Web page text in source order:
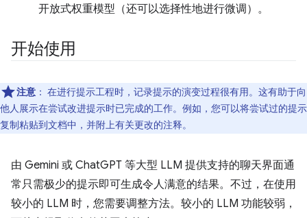
开放式权重模型（还可以选择性地进行微调）。
开始使用
注意 ： 在进行提示工程时，记录提示的演变过程很有用。这有助于向
他人展示在尝试改进提示时已完成的工作。例如，您可以将尝试过的提示
复制粘贴到文档中，并附上有关更改的注释。
由 Gemini 或 ChatGPT 等大型 LLM 提供支持的聊天界面通
常只需极少的提示即可生成令人满意的结果。不过，在使用
较小的 LLM 时，您需要调整方法。较小的 LLM 功能较弱，